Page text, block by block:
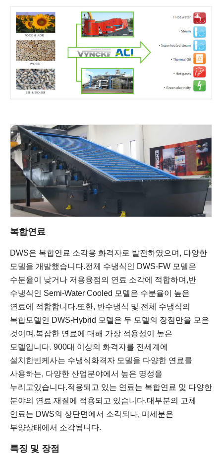
복합연료
DWS은 복합연료 소각용 화격자로 발전하였으며, 다양한
모델을 개발했습니다.전체 수냉식인 DWS-FW 모델은
수분율이 낮거나 저용융점의 연료 소각에 적합하며,반
수냉식인 Semi-Water Cooled 모델은 수분율이 높은
연료에 적합합니다.또한, 반수냉식 및 전체 수냉식의
복합모델인 DWS-Hybrid 모델은 두 모델의 장점만을 모은
것이며,복잡한 연료에 대해 가장 적용성이 높은
모델입니다. 900대 이상의 화격자를 전세계에
설치한빈케사는 수냉식화격자 모델을 다양한 연료를
사용하는, 다양한 산업분야에서 높은 명성을
누리고있습니다.적용되고 있는 연료는 복합연료 및 다양한
분야의 연료 재질에 적용되고 있습니다.대부분의 고체
연료는 DWS의 상단면에서 소각되나, 미세분은
부양상태에서 소각됩니다.
특징 및 장점